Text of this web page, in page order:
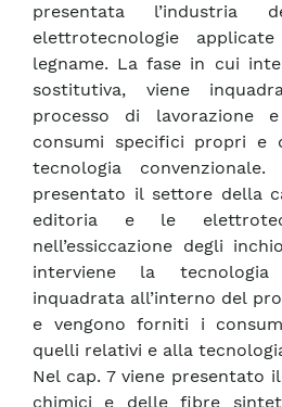
presentata
elettrotecnologie applicate
legname. La fase in cui
sostitutiva, viene
processo di lavorazione
consumi specifici propri e
tecnologia
presentato il settore della
editoria e le
nell’essiccazione degli
interviene la tecnologia
inquadrata all’interno del
e vengono forniti i
quelli relativi e alla
Nel cap. 7 viene presentato
chimici e delle fibre